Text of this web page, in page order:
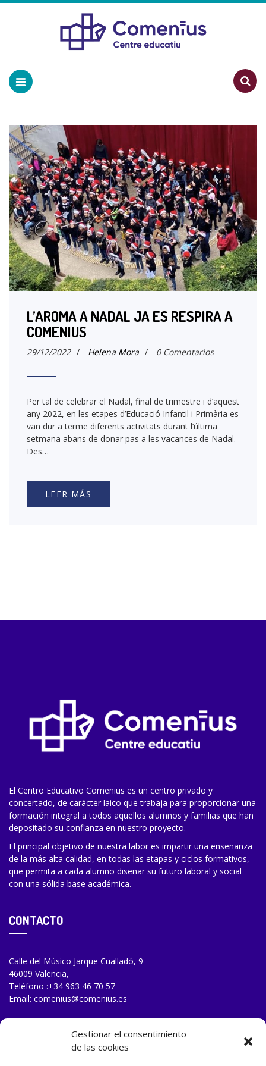
Gestionar el consentimiento
de las cookies
L’AROMA A NADAL JA ES RESPIRA A
COMENIUS
29/12/2022 / Helena Mora / 0 Comentarios
Per tal de celebrar el Nadal, final de trimestre i d’aquest
any 2022, en les etapes d’Educació Infantil i Primària es
van dur a terme diferents activitats durant l’última
setmana abans de donar pas a les vacances de Nadal.
Des…
LEER MÁS
El Centro Educativo Comenius es un centro privado y
concertado, de carácter laico que trabaja para proporcionar una
formación integral a todos aquellos alumnos y familias que han
depositado su confianza en nuestro proyecto.
El principal objetivo de nuestra labor es impartir una enseñanza
de la más alta calidad, en todas las etapas y ciclos formativos,
que permita a cada alumno diseñar su futuro laboral y social
con una sólida base académica.
CONTACTO
Calle del Músico Jarque Cualladó, 9
46009 Valencia,
Teléfono :+34 963 46 70 57
Email: comenius@comenius.es
TRABAJA CON NOSOTROS